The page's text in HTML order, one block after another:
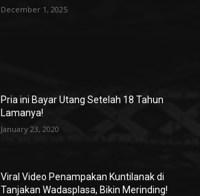
December 1, 2025
Pria ini Bayar Utang Setelah 18 Tahun
Lamanya!
January 23, 2020
Viral Video Penampakan Kuntilanak di
Tanjakan Wadasplasa, Bikin Merinding!